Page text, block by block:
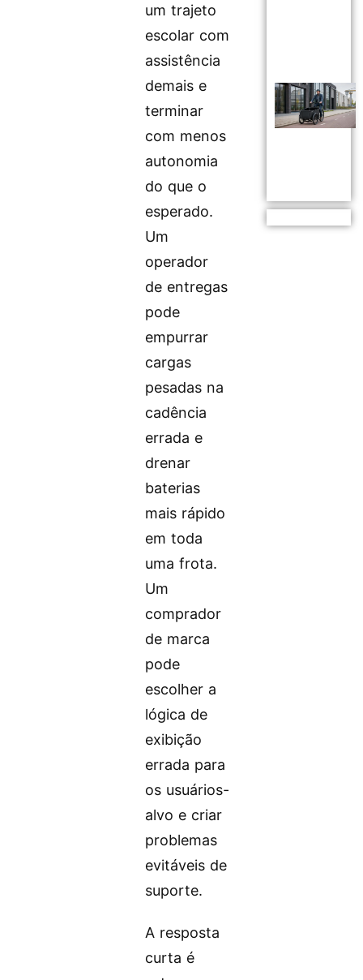
um trajeto
escolar com
assistência
demais e
terminar
com menos
autonomia
do que o
esperado.
Um
operador
de entregas
pode
empurrar
cargas
pesadas na
cadência
errada e
drenar
baterias
mais rápido
em toda
uma frota.
Um
comprador
de marca
pode
escolher a
lógica de
exibição
errada para
os usuários-
alvo e criar
problemas
evitáveis de
suporte.
A resposta
curta é